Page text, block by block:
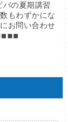
ビバの夏期講習
もわずかにな
お問い合わせ